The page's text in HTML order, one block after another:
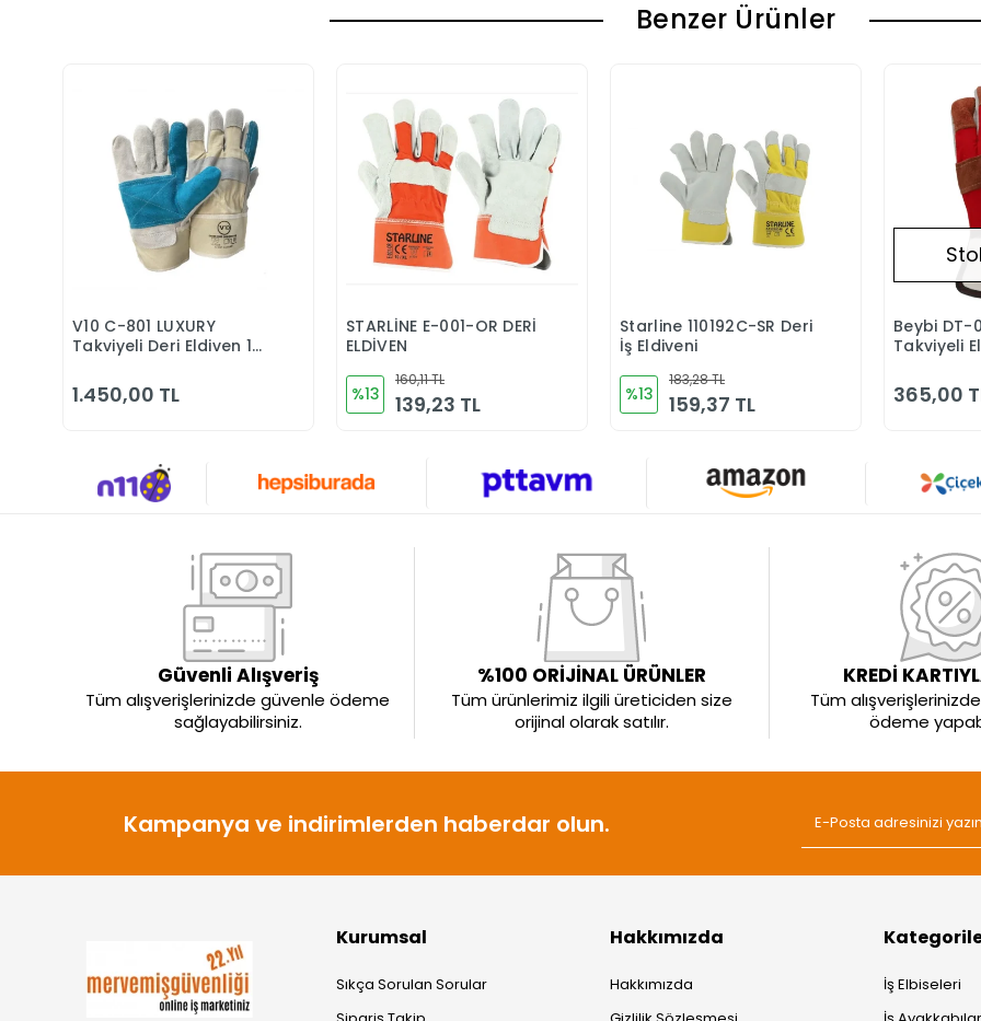
Benzer Ürünler
Sepete Ekle
V10 C-801 LUXURY
Takviyeli Deri Eldiven 12
1.450,00 TL
Sepete Ekle
STARLİNE E-001-OR DERİ
ELDİVEN
%13
160,11 TL
139,23 TL
Sepete Ekle
Starline 110192C-SR Deri
İş Eldiveni
%13
183,28 TL
159,37 TL
Beybi DT-
Takviyeli
365,00
Güvenli Alışveriş
Tüm alışverişlerinizde güvenle ödeme
sağlayabilirsiniz.
%100 ORİJİNAL ÜRÜNLER
Tüm ürünlerimiz ilgili üreticiden size
orijinal olarak satılır.
KREDİ
Tüm
ödeme
Kampanya ve indirimlerden haberdar olun.
Kurumsal
Sıkça Sorulan Sorular
Hakkımızda
Hakkımızda
İş Elbiseleri